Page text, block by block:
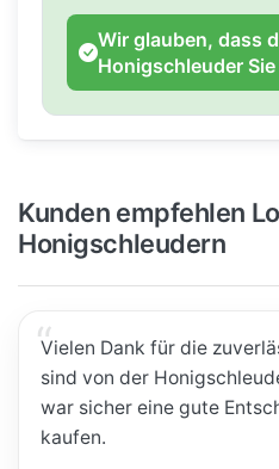
Wir glauben, dass
Honigschleuder
Kunden empfehlen
Honigschleudern
Vielen Dank für die
sind von der
war sicher eine gute
kaufen.